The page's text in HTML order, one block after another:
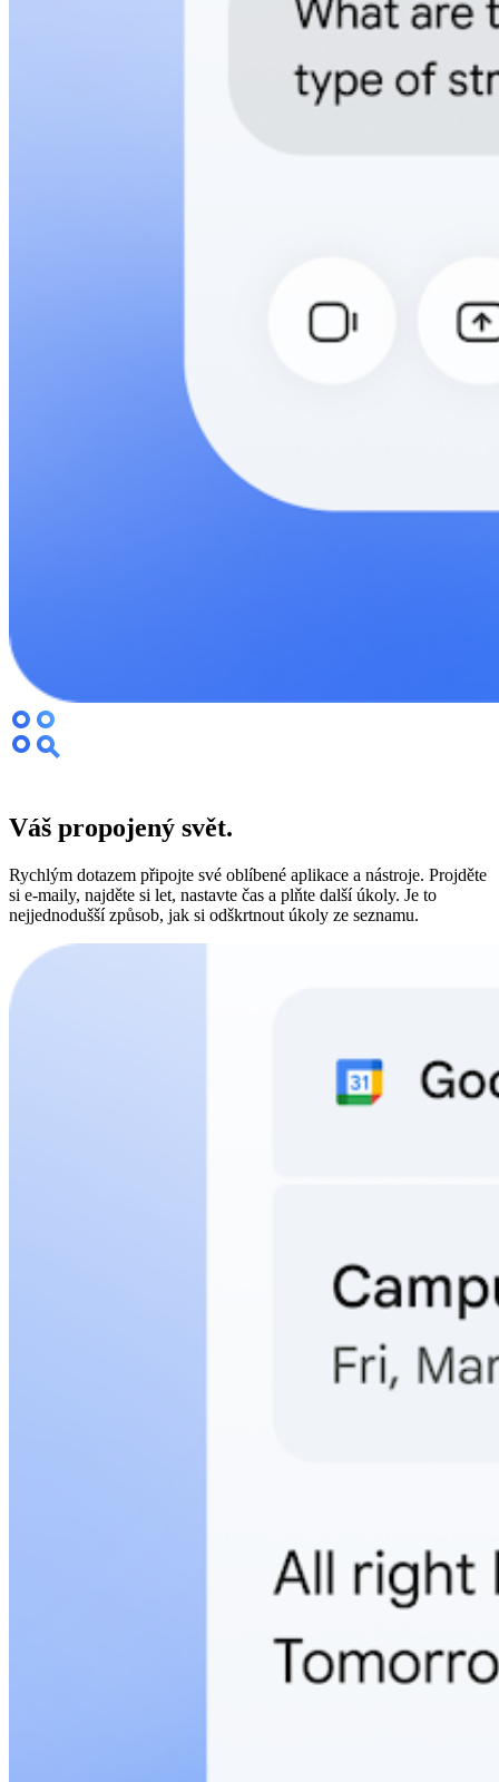
Váš propojený svět.
Rychlým dotazem připojte své oblíbené aplikace a nástroje. Projděte
si e‑maily, najděte si let, nastavte čas a plňte další úkoly. Je to
nejjednodušší způsob, jak si odškrtnout úkoly ze seznamu.